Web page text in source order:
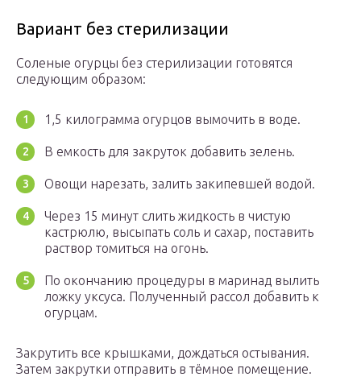
Вариант без стерилизации
Соленые огурцы без стерилизации готовятся
следующим образом:
1,5 килограмма огурцов вымочить в воде.
В емкость для закруток добавить зелень.
Овощи нарезать, залить закипевшей водой.
Через 15 минут слить жидкость в чистую
кастрюлю, высыпать соль и сахар, поставить
раствор томиться на огонь.
По окончанию процедуры в маринад вылить
ложку уксуса. Полученный рассол добавить к
огурцам.
Закрутить все крышками, дождаться остывания.
Затем закрутки отправить в тёмное помещение.